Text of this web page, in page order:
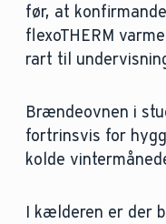
før, at
flexoTHERM
rart til
Brændeovnen i
fortrinsvis for
kolde
I kælderen er der